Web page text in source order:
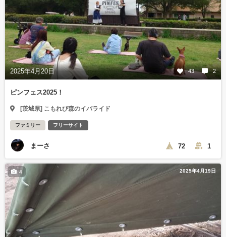
2025年4月20日 43 2
ピンフェス2025！
[茨城県] こもれび森のイバライド
ファミリー フリーサイト
まーさ 72 1
2025年4月19日
4